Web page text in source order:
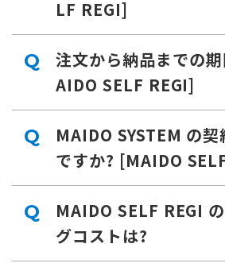
LF REGI]
Q
注文から納品までの
AIDO SELF REGI]
Q
MAIDO SYSTEM の
ですか? [MAIDO
Q
MAIDO SELF REGI
グコストは?